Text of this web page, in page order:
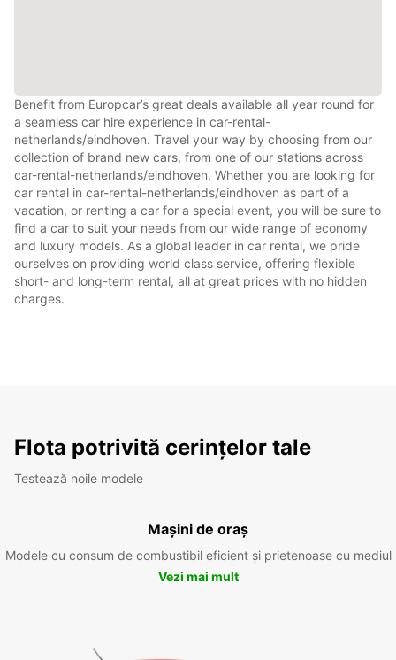
Benefit from Europcar’s great deals available all year round for
a seamless car hire experience in car-rental-
netherlands/eindhoven. Travel your way by choosing from our
collection of brand new cars, from one of our stations across
car-rental-netherlands/eindhoven. Whether you are looking for
car rental in car-rental-netherlands/eindhoven as part of a
vacation, or renting a car for a special event, you will be sure to
find a car to suit your needs from our wide range of economy
and luxury models. As a global leader in car rental, we pride
ourselves on providing world class service, offering flexible
short- and long-term rental, all at great prices with no hidden
charges.
Flota potrivită cerințelor tale
Testează noile modele
Mașini de oraș
Modele cu consum de combustibil eficient și prietenoase cu mediul
Vezi mai mult